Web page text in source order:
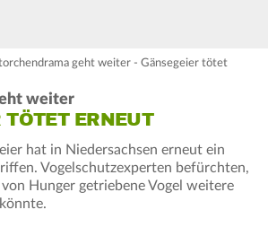
geht weiter - Gänsegeier tötet
weiter
TÖTET ERNEUT
hat in Niedersachsen erneut ein
Vogelschutzexperten befürchten,
Hunger getriebene Vogel weitere